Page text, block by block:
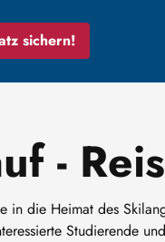
sichern!
-
in die Heimat des
Studierende